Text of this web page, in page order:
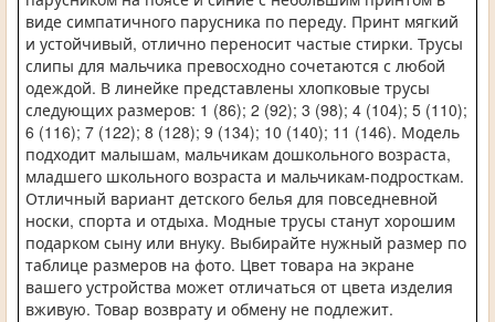
виде симпатичного парусника по переду. Принт мягкий
и устойчивый, отлично переносит частые стирки. Трусы
слипы для мальчика превосходно сочетаются с любой
одеждой. В линейке представлены хлопковые трусы
следующих размеров: 1 (86); 2 (92); 3 (98); 4 (104); 5 (110);
6 (116); 7 (122); 8 (128); 9 (134); 10 (140); 11 (146). Модель
подходит малышам, мальчикам дошкольного возраста,
младшего школьного возраста и мальчикам-подросткам.
Отличный вариант детского белья для повседневной
носки, спорта и отдыха. Модные трусы станут хорошим
подарком сыну или внуку. Выбирайте нужный размер по
таблице размеров на фото. Цвет товара на экране
вашего устройства может отличаться от цвета изделия
вживую. Товар возврату и обмену не подлежит.